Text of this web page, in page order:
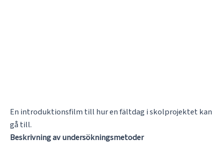
En introduktionsfilm till hur en fältdag i skolprojektet kan
gå till.
Beskrivning av undersökningsmetoder